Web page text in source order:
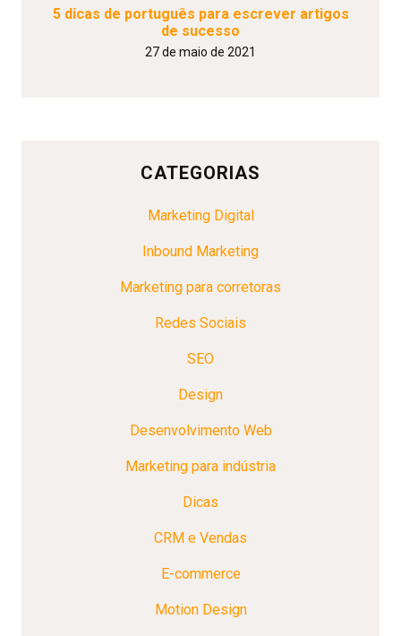
5 dicas de português para escrever artigos
de sucesso
27 de maio de 2021
CATEGORIAS
Marketing Digital
Inbound Marketing
Marketing para corretoras
Redes Sociais
SEO
Design
Desenvolvimento Web
Marketing para indústria
Dicas
CRM e Vendas
E-commerce
Motion Design